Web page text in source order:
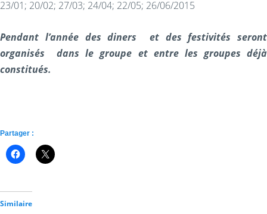
23/01; 20/02; 27/03; 24/04; 22/05; 26/06/2015
Pendant l’année des diners et des festivités seront
organisés dans le groupe et entre les groupes déjà
constitués.
Partager :
Similaire